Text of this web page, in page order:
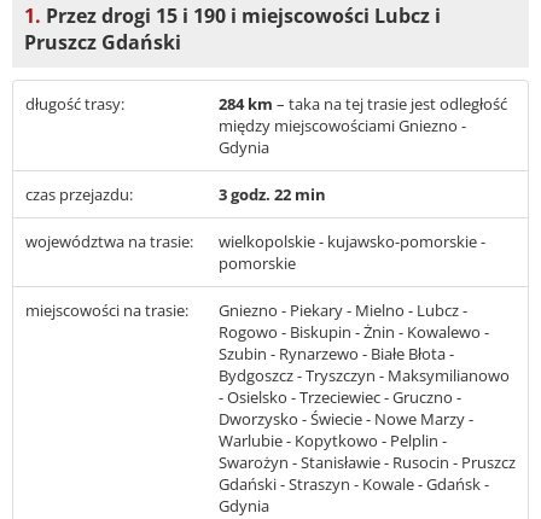
1. Przez drogi 15 i 190 i miejscowości Lubcz i
Pruszcz Gdański
długość trasy: 284 km – taka na tej trasie jest odległość
między miejscowościami Gniezno -
Gdynia
czas przejazdu: 3 godz. 22 min
województwa na trasie:
wielkopolskie - kujawsko-pomorskie -
pomorskie
miejscowości na trasie:
Gniezno - Piekary - Mielno - Lubcz -
Rogowo - Biskupin - Żnin - Kowalewo -
Szubin - Rynarzewo - Białe Błota -
Bydgoszcz - Tryszczyn - Maksymilianowo
- Osielsko - Trzeciewiec - Gruczno -
Dworzysko - Świecie - Nowe Marzy -
Warlubie - Kopytkowo - Pelplin -
Swarożyn - Stanisławie - Rusocin - Pruszcz
Gdański - Straszyn - Kowale - Gdańsk -
Gdynia